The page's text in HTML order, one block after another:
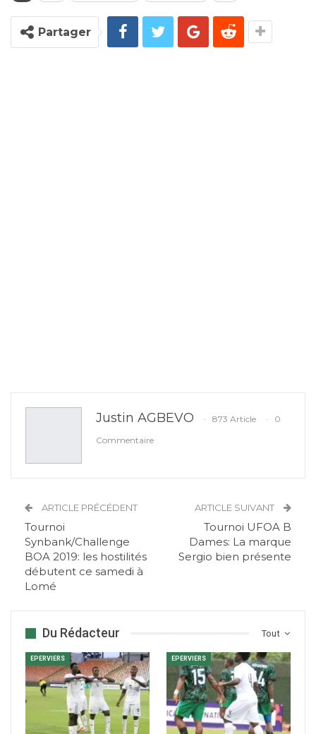
Partager
Justin AGBEVO 873 Article
0
Commentaire
ARTICLE PRÉCÉDENT
Tournoi
Synbank/Challenge
BOA 2019: les hostilités
débutent ce samedi à
Lomé
ARTICLE SUIVANT
Tournoi UFOA B
Dames: La marque
Sergio bien présente
Tout
Du Rédacteur
EPERVIERS EPERVIERS